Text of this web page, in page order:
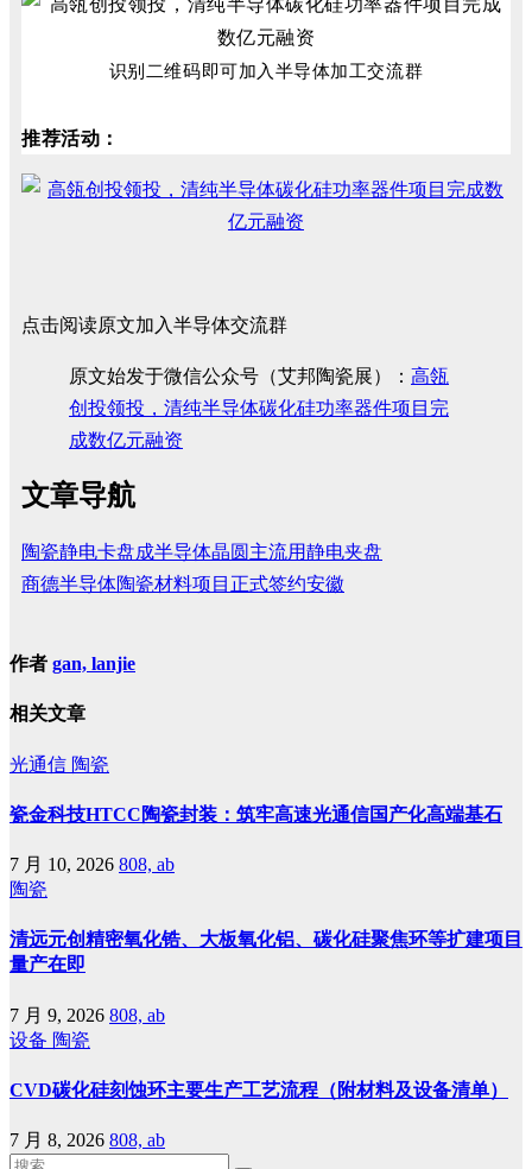
识别二维码即可加入半导体加工交流群
推荐活动：
点击阅读原文加入半导体交流群
原文始发于微信公众号（艾邦陶瓷展）： 高瓴
创投领投，清纯半导体碳化硅功率器件项目完
成数亿元融资
文章导航
陶瓷静电卡盘成半导体晶圆主流用静电夹盘
商德半导体陶瓷材料项目正式签约安徽
作者 gan, lanjie
相关文章
光通信 陶瓷
瓷金科技HTCC陶瓷封装：筑牢高速光通信国产化高端基石
7 月 10, 2026 808, ab
陶瓷
清远元创精密氧化锆、大板氧化铝、碳化硅聚焦环等扩建项目
量产在即
7 月 9, 2026 808, ab
设备 陶瓷
CVD碳化硅刻蚀环主要生产工艺流程（附材料及设备清单）
7 月 8, 2026 808, ab